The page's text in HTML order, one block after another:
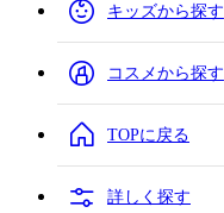
キッズから探す
コスメから探す
TOPに戻る
詳しく探す